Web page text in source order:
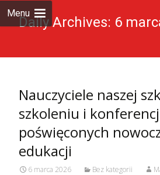
Menu
Daily Archives: 6
Nauczyciele naszej
szkoleniu i
poświęconych
edukacji
6 marca 2026 Bez kategorii